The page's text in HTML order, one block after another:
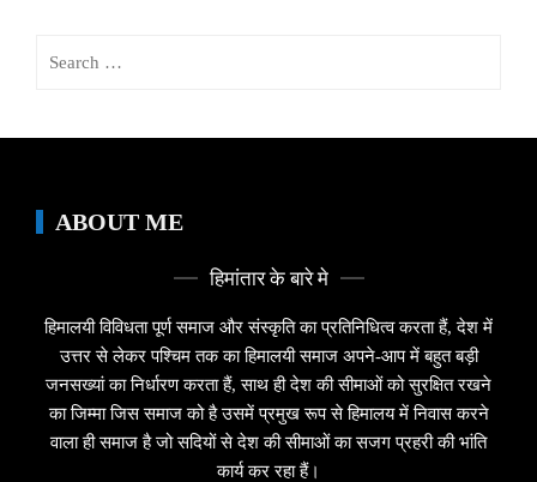
ABOUT ME
हिमांतार के बारे मे
हिमालयी विविधता पूर्ण समाज और संस्कृति का प्रतिनिधित्व करता हैं, देश में
उत्तर से लेकर पश्चिम तक का हिमालयी समाज अपने-आप में बहुत बड़ी
जनसख्यां का निर्धारण करता हैं, साथ ही देश की सीमाओं को सुरक्षित रखने
का जिम्मा जिस समाज को है उसमें प्रमुख रूप से हिमालय में निवास करने
वाला ही समाज है जो सदियों से देश की सीमाओं का सजग प्रहरी की भांति
कार्य कर रहा हैं।